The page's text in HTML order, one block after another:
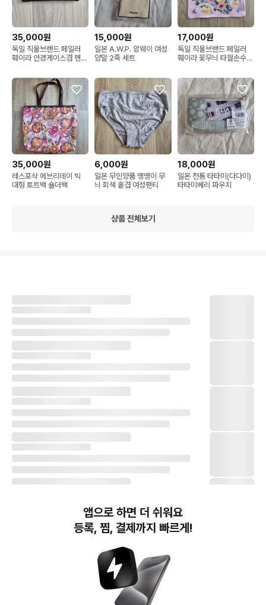
35,000원
독일 직물브랜드 페일러
훼이라 안경게이스겸 펜슬
15,000원
일본 A.W.P. 암웨이 여성
양말 2족 세트
17,000원
독일 직물브랜드 페일러
훼이라 꽃무늬 타월손수건
35,000원
레스포삭 에브리데이 빅
대형 토트백 숄더백
6,000원
일본 무인양품 땡땡이 무
늬 회색 홑겹 여성팬티
18,000원
일본 전통 타타미(다다미)
타타미베리 파우치
상품 전체보기
번개장터(주) 사업자정보, 이용약관 및 기타 법적고지
번개장터㈜는 통신판매중개자이며, 통신판매의 당사자가 아닙니다. 전자상거래 등에서의
소비자보호에 관한 법률 등 관련 법령 및 번개장터㈜의 약관에 따라 상품, 상품정보, 거래에 관한 책임은
앱으로 하면 더 쉬워요
등록, 찜, 결제까지 빠르게!